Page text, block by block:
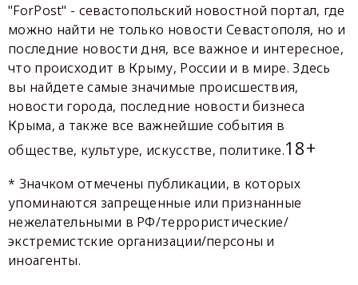
"ForPost" - севастопольский новостной портал, где
можно найти не только новости Севастополя, но и
последние новости дня, все важное и интересное,
что происходит в Крыму, России и в мире. Здесь
вы найдете самые значимые происшествия,
новости города, последние новости бизнеса
Крыма, а также все важнейшие события в
обществе, культуре, искусстве, политике.18+
* Значком отмечены публикации, в которых
упоминаются запрещенные или признанные
нежелательными в РФ/террористические/
экстремистские организации/персоны и
иноагенты.